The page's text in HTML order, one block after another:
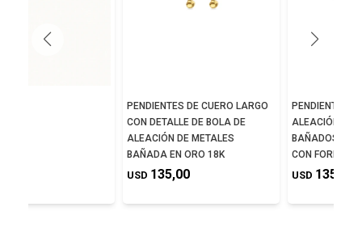
PENDIENTES DE CUERO LARGO
CON DETALLE DE BOLA DE
ALEACIÓN DE METALES
BAÑADA EN ORO 18K
USD 135,00
PENDIENTES
ALEACIÓN DE
BAÑADOS EN
CON FORMA
USD 135,00